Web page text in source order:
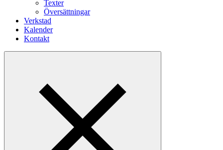
Texter
Översättningar
Verkstad
Kalender
Kontakt